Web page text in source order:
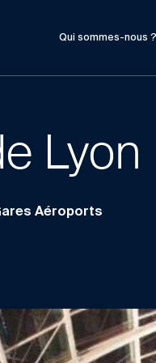
Qui sommes-nous ?
Lyon
Aéroports